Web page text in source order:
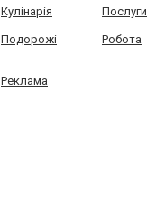
Кулінарія Послуги
Подорожі Робота
Реклама